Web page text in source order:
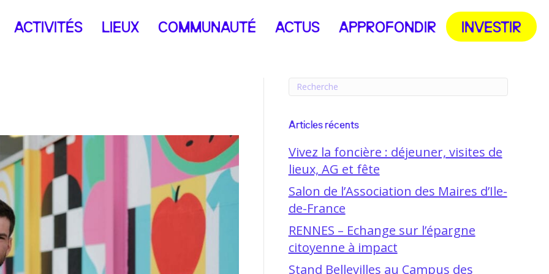
ACTIVITÉS LIEUX COMMUNAUTÉ ACTUS APPROFONDIR INVESTIR
Articles récents
Vivez la foncière : déjeuner, visites de
lieux, AG et fête
Salon de l’Association des Maires d’Ile-
de-France
RENNES – Echange sur l’épargne
citoyenne à impact
Stand Bellevilles au Campus des